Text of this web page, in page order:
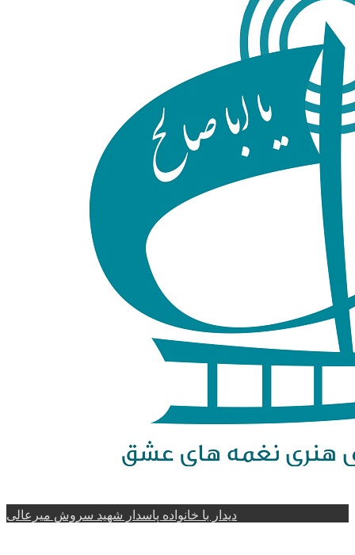
دیدار با خانواده پاسدار شهید سروش میرعالی